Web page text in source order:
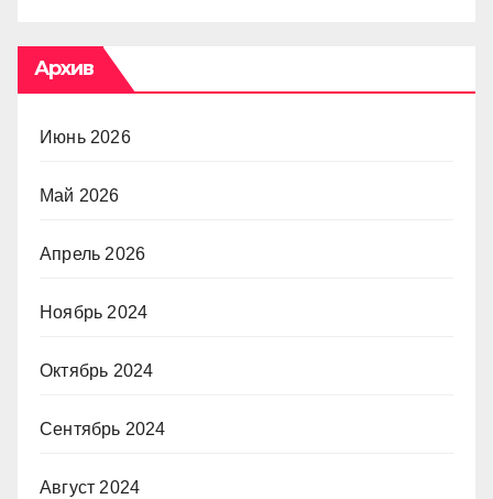
Архив
Июнь 2026
Май 2026
Апрель 2026
Ноябрь 2024
Октябрь 2024
Сентябрь 2024
Август 2024